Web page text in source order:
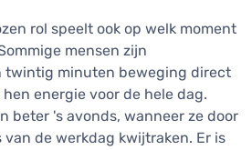
rol speelt ook op welk moment
mensen zijn
twintig minuten beweging direct
energie voor de hele dag.
beter 's avonds, wanneer ze door
de werkdag kwijtraken. Er is